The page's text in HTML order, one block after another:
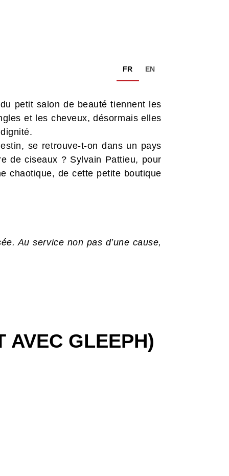
FR EN
petit salon de beauté tiennent les
et les cheveux, désormais elles
se retrouve-t-on dans un pays
de ciseaux ? Sylvain Pattieu, pour
chaotique, de cette petite boutique
Au service non pas d’une cause,
AVEC GLEEPH)